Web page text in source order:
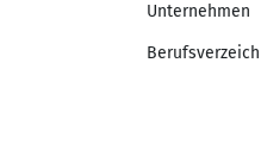
Unternehmen